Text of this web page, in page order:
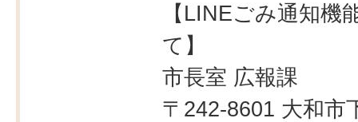
【LINEごみ通知機
て】
市長室 広報課
〒242-8601 大和市